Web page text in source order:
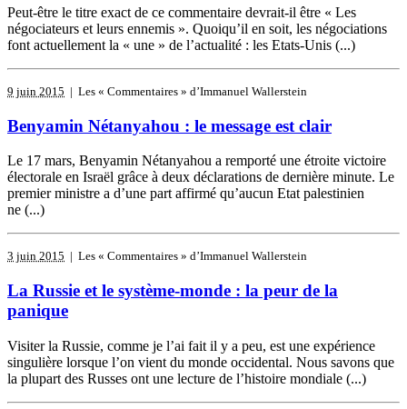
Peut-être le titre exact de ce commentaire devrait-il être « Les
négociateurs et leurs ennemis ». Quoiqu’il en soit, les négociations
font actuellement la « une » de l’actualité : les Etats-Unis (...)
9 juin 2015 | Les « Commentaires » d’Immanuel Wallerstein
Benyamin Nétanyahou : le message est clair
Le 17 mars, Benyamin Nétanyahou a remporté une étroite victoire
électorale en Israël grâce à deux déclarations de dernière minute. Le
premier ministre a d’une part affirmé qu’aucun Etat palestinien
ne (...)
3 juin 2015 | Les « Commentaires » d’Immanuel Wallerstein
La Russie et le système-monde : la peur de la
panique
Visiter la Russie, comme je l’ai fait il y a peu, est une expérience
singulière lorsque l’on vient du monde occidental. Nous savons que
la plupart des Russes ont une lecture de l’histoire mondiale (...)